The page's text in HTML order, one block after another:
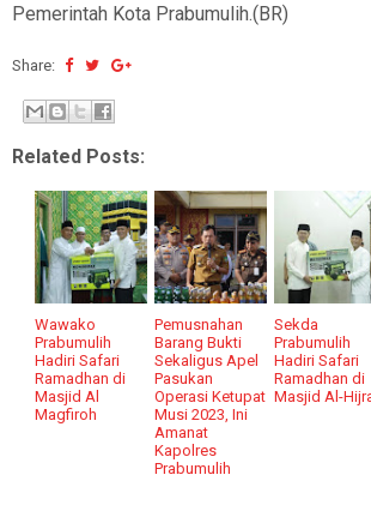
Pemerintah Kota Prabumulih.(BR)
Share:
Related Posts:
Wawako
Prabumulih
Hadiri Safari
Ramadhan di
Masjid Al
Magfiroh
Pemusnahan
Barang Bukti
Sekaligus Apel
Pasukan
Operasi Ketupat
Musi 2023, Ini
Amanat
Kapolres
Prabumulih
Sekda
Prabumulih
Hadiri Safari
Ramadhan di
Masjid Al-